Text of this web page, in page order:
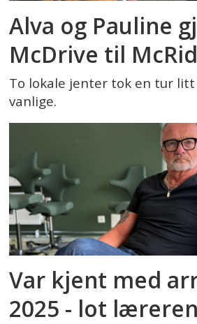
Alva og Pauline
McDrive til
To lokale jenter tok en tur
vanlige.
Var kjent med
2025 - lot